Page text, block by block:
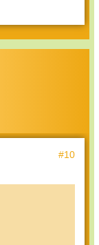
#10